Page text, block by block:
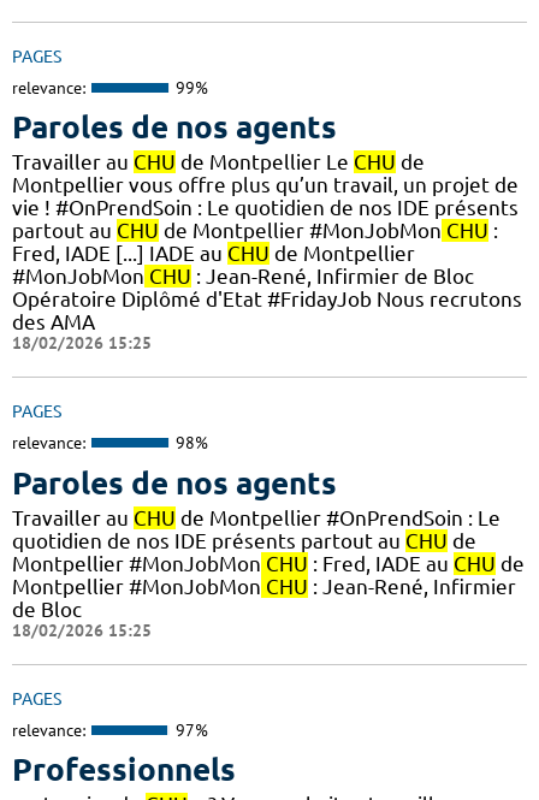
PAGES
relevance: 99%
Paroles de nos agents
Travailler au CHU de Montpellier Le CHU de
Montpellier vous offre plus qu’un travail, un projet de
vie ! #OnPrendSoin : Le quotidien de nos IDE présents
partout au CHU de Montpellier #MonJobMon CHU :
Fred, IADE [...] IADE au CHU de Montpellier
#MonJobMon CHU : Jean-René, Infirmier de Bloc
Opératoire Diplômé d'Etat #FridayJob Nous recrutons
des AMA
18/02/2026 15:25
PAGES
relevance: 98%
Paroles de nos agents
Travailler au CHU de Montpellier #OnPrendSoin : Le
quotidien de nos IDE présents partout au CHU de
Montpellier #MonJobMon CHU : Fred, IADE au CHU de
Montpellier #MonJobMon CHU : Jean-René, Infirmier
de Bloc
18/02/2026 15:25
PAGES
relevance: 97%
Professionnels